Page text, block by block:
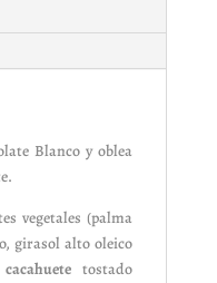
Blanco y oblea
vegetales (palma
girasol alto oleico
cacahuete tostado